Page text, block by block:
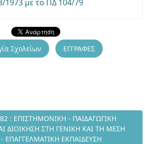
1973 με το ΠΔ 104/79
Σχολείων ΕΓΓΡΑΦΕΣ
άρθρο: ΦΕΚ 144/1982 : ΕΠΙΣΤΗΜΟΝΙΚΗ -
: ΕΠΙΣΤΗΜΟΝΙΚΗ - ΠΑΙΔΑΓΩΓΙΚΗ
ΔΙΟΙΚΗΣΗ ΣΤΗ ΓΕΝΙΚΗ ΚΑΙ ΤΗ ΜΕΣΗ
ΕΠΑΓΓΕΛΜΑΤΙΚΗ ΕΚΠΑΙΔΕΥΣΗ